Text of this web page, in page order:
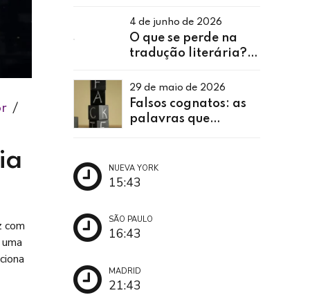
com
4 de junho de 2026
O que se perde na
tradução literária? -
obras lidam com
trocadilhos, humor e
referências culturais
29 de maio de 2026
Falsos cognatos: as
palavras que
NUEVA YORK
15:43
SÃO PAULO
16:43
MADRID
21:43